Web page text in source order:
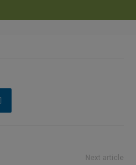
Next article